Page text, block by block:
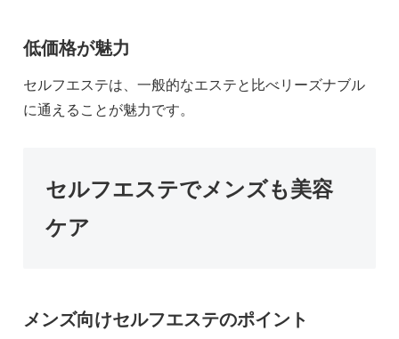
低価格が魅力
セルフエステは、一般的なエステと比べリーズナブル
に通えることが魅力です。
セルフエステでメンズも美容
ケア
メンズ向けセルフエステのポイント